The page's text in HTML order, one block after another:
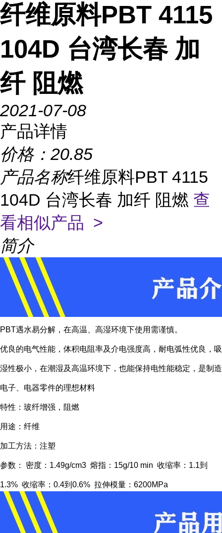
纤维原料PBT 4115
104D 台湾长春 加
纤 阻燃
2021-07-08
产品详情
价格： 20.85
产品名称纤维原料PBT 4115
104D 台湾长春 加纤 阻燃 查
看相似产品 >
简介
PBT遇水易分解，在高温、高湿环境下使用需谨慎。
优良的电气性能，体积电阻率及介电强度高，耐电弧性优良，吸
湿性极小，在潮湿及高温环境下，也能保持电性能稳定，是制造
电子、电器零件的理想材料
特性：玻纤增强，阻燃
用途：纤维
加工方法：注塑
参数： 密度：1.49g/cm3 熔指：15g/10 min 收缩率：1.1到
1.3% 收缩率：0.4到0.6% 拉伸模量：6200MPa